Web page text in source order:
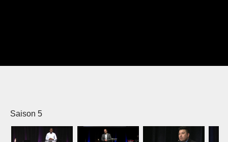
Saison 5